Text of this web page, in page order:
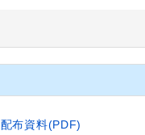
配布資料(PDF)